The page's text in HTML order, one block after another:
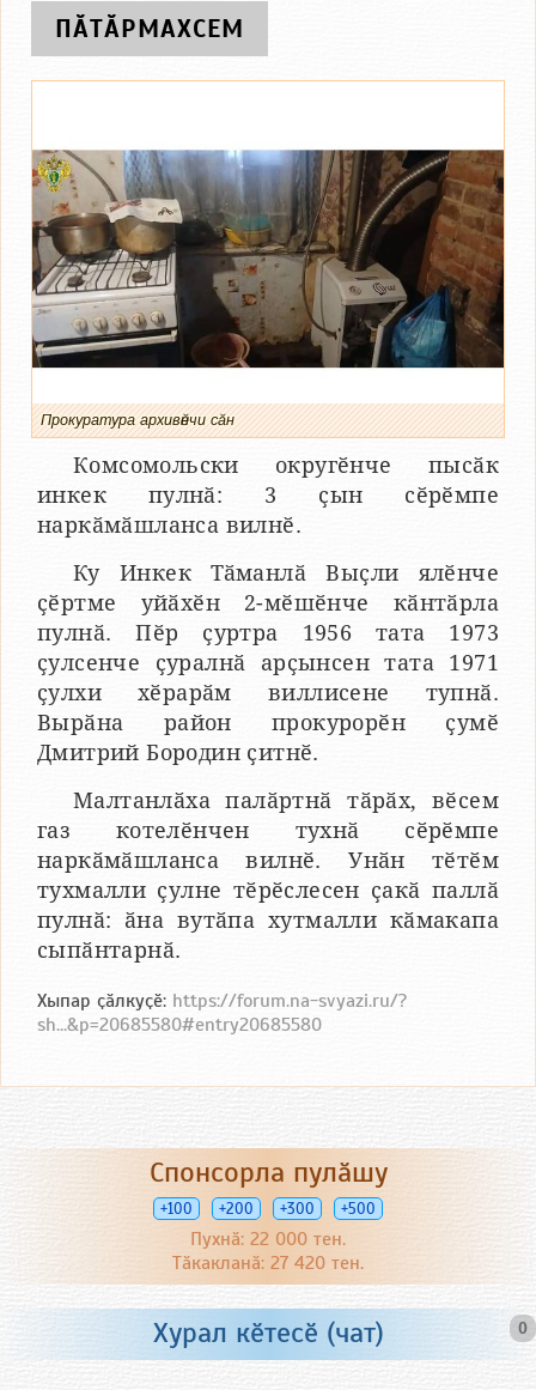
ПӐТӐРМАХСЕМ
Прокуратура архивӗнчи сӑн
Комсомольски округӗнче пысӑк
инкек пулнӑ: 3 ҫын сӗрӗмпе
наркӑмӑшланса вилнӗ.
Ку Инкек Тӑманлӑ Выҫли ялӗнче
ҫӗртме уйӑхӗн 2-мӗшӗнче кӑнтӑрла
пулнӑ. Пӗр ҫуртра 1956 тата 1973
ҫулсенче ҫуралнӑ арҫынсен тата 1971
ҫулхи хӗрарӑм виллисене тупнӑ.
Вырӑна район прокурорӗн ҫумӗ
Дмитрий Бородин ҫитнӗ.
Малтанлӑха палӑртнӑ тӑрӑх, вӗсем
газ котелӗнчен тухнӑ сӗрӗмпе
наркӑмӑшланса вилнӗ. Унӑн тӗтӗм
тухмалли ҫулне тӗрӗслесен ҫакӑ паллӑ
пулнӑ: ӑна вутӑпа хутмалли кӑмакапа
сыпӑнтарнӑ.
Хыпар ҫӑлкуҫӗ: https://forum.na-svyazi.ru/?
sh...&p=20685580#entry20685580
Спонсорла пулӑшу
+100 +200 +300 +500
Пухнӑ: 22 000 тен.
Тӑкакланӑ: 27 420 тен.
0
Хурал кӗтесӗ (чат)